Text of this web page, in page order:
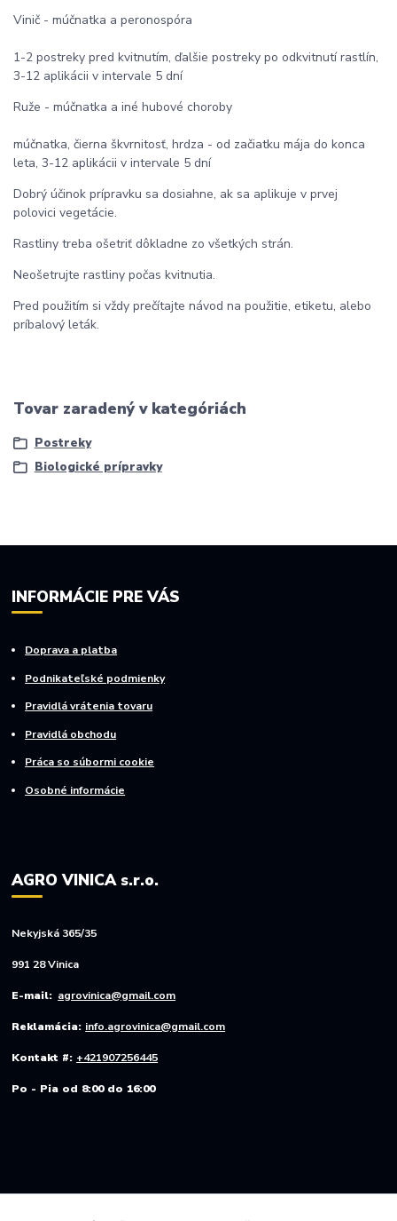
Vinič - múčnatka a peronospóra
1-2 postreky pred kvitnutím, ďalšie postreky po odkvitnutí rastlín,
3-12 aplikácii v intervale 5 dní
Ruže - múčnatka a iné hubové choroby
múčnatka, čierna škvrnitosť, hrdza - od začiatku mája do konca
leta, 3-12 aplikácii v intervale 5 dní
Dobrý účinok prípravku sa dosiahne, ak sa aplikuje v prvej
polovici vegetácie.
Rastliny treba ošetriť dôkladne zo všetkých strán.
Neošetrujte rastliny počas kvitnutia.
Pred použitím si vždy prečítajte návod na použitie, etiketu, alebo
príbalový leták.
Tovar zaradený v kategóriách
Postreky
Biologické prípravky
INFORMÁCIE PRE VÁS
Doprava a platba
Podnikateľské podmienky
Pravidlá vrátenia tovaru
Pravidlá obchodu
Práca so súbormi cookie
Osobné informácie
AGRO VINICA s.r.o.
Nekyjská 365/35
991 28 Vinica
E-mail: agrovinica@gmail.com
Reklamácia: info.agrovinica@gmail.com
Kontakt #: +421907256445
Po - Pia od 8:00 do 16:00